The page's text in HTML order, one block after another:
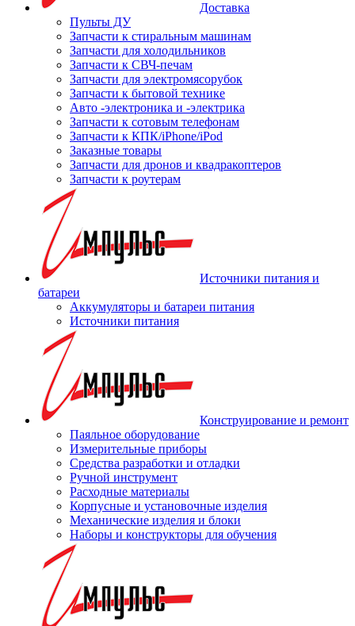
Доставка
Пульты ДУ
Запчасти к стиральным машинам
Запчасти для холодильников
Запчасти к СВЧ-печам
Запчасти для электромясорубок
Запчасти к бытовой технике
Авто -электроника и -электрика
Запчасти к сотовым телефонам
Запчасти к КПК/iPhone/iPod
Заказные товары
Запчасти для дронов и квадракоптеров
Запчасти к роутерам
Источники питания и
батареи
Аккумуляторы и батареи питания
Источники питания
Конструирование и ремонт
Паяльное оборудование
Измерительные приборы
Средства разработки и отладки
Ручной инструмент
Расходные материалы
Корпусные и установочные изделия
Механические изделия и блоки
Наборы и конструкторы для обучения